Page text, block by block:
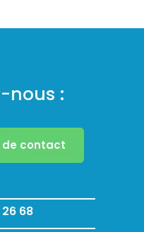
nous :
de contact
68